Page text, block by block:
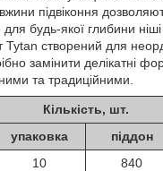
підвіконня
для будь-якої глибини
створений для
замінити делікатні
та традиційними.
Кількість, шт.
упаковка
піддон
10 840